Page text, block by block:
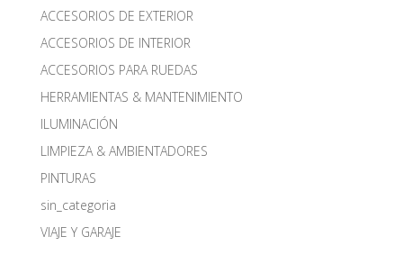
ACCESORIOS DE EXTERIOR
ACCESORIOS DE INTERIOR
ACCESORIOS PARA RUEDAS
HERRAMIENTAS & MANTENIMIENTO
ILUMINACIÓN
LIMPIEZA & AMBIENTADORES
PINTURAS
sin_categoria
VIAJE Y GARAJE